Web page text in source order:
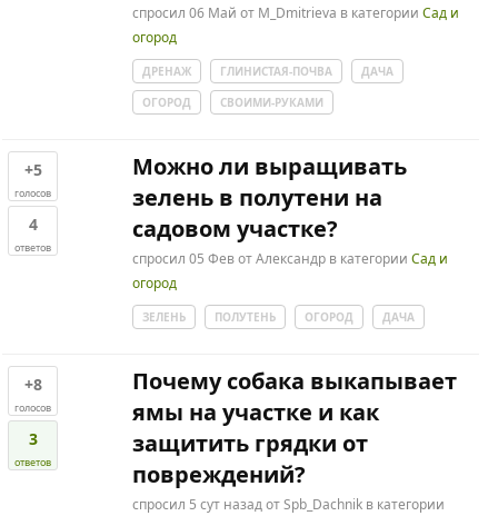
спросил 06 Май от M_Dmitrieva в категории Сад и
огород
ДРЕНАЖ ГЛИНИСТАЯ-ПОЧВА
ДАЧА
ОГОРОД
СВОИМИ-РУКАМИ
+5
голосов
4
ответов
Можно ли выращивать
зелень в полутени на
садовом участке?
спросил 05 Фев отАлександр в категории Сад и
огород
ЗЕЛЕНЬ ПОЛУТЕНЬ ОГОРОД ДАЧА
+8
голосов
3
ответов
Почему собака выкапывает
ямы на участке и как
защитить грядки от
повреждений?
спросил 5 сутназад отSpb_Dachnik в категории